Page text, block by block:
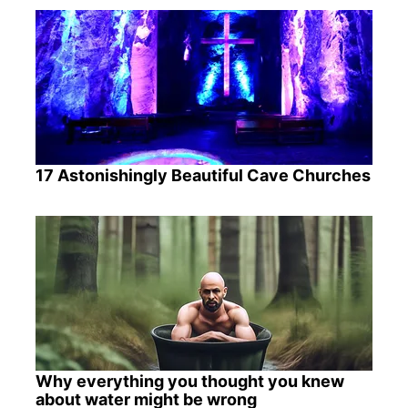
17 Astonishingly Beautiful Cave Churches
Why everything you thought you knew
about water might be wrong